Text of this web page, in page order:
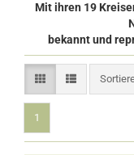
Mit ihren 19
bekannt und
1